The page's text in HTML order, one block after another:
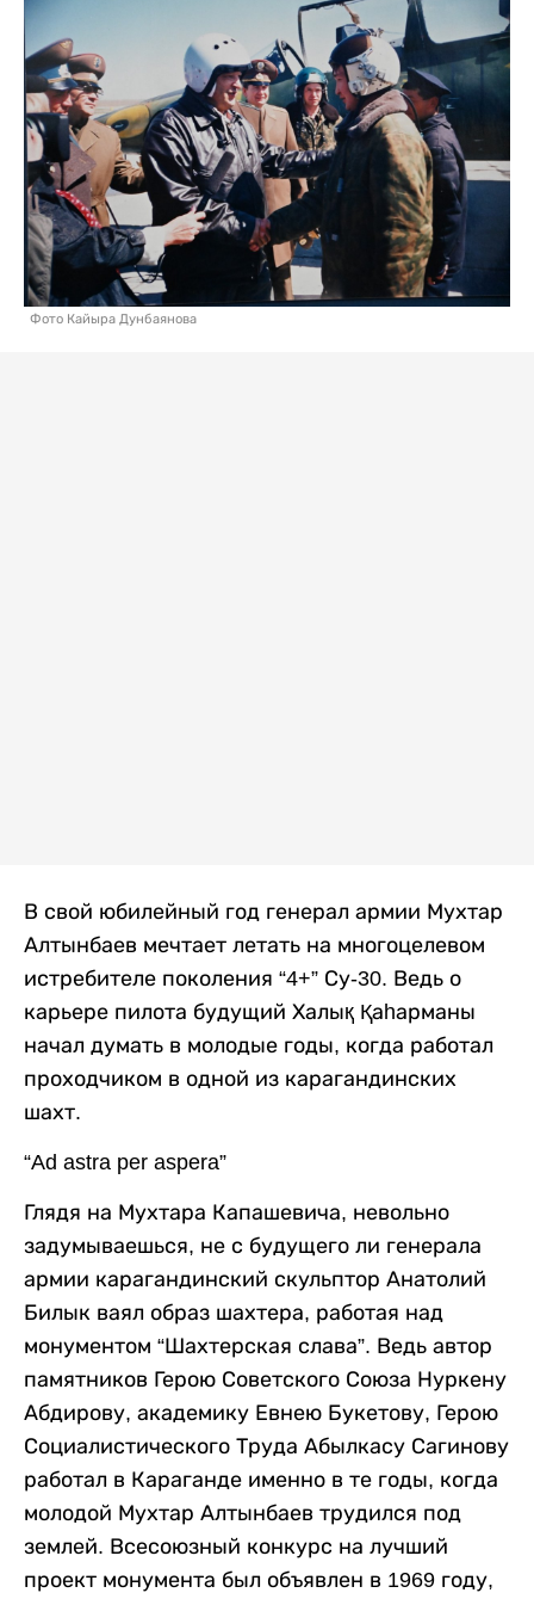
Фото Кайыра Дунбаянова
В свой юбилейный год генерал армии Мухтар
Алтынбаев мечтает летать на многоцелевом
истребителе поколения “4+” Су-30. Ведь о
карьере пилота будущий Халық Қаһарманы
начал думать в молодые годы, когда работал
проходчиком в одной из карагандинских
шахт.
“Ad astra per aspera”
Глядя на Мухтара Капашевича, невольно
задумываешься, не с будущего ли генерала
армии карагандинский скульптор Анатолий
Билык ваял образ шахтера, работая над
монументом “Шахтерская слава”. Ведь автор
памятников Герою Советского Союза Нуркену
Абдирову, академику Евнею Букетову, Герою
Социалистического Труда Абылкасу Сагинову
работал в Караганде именно в те годы, когда
молодой Мухтар Алтынбаев трудился под
землей. Всесоюзный конкурс на лучший
проект монумента был объявлен в 1969 году,